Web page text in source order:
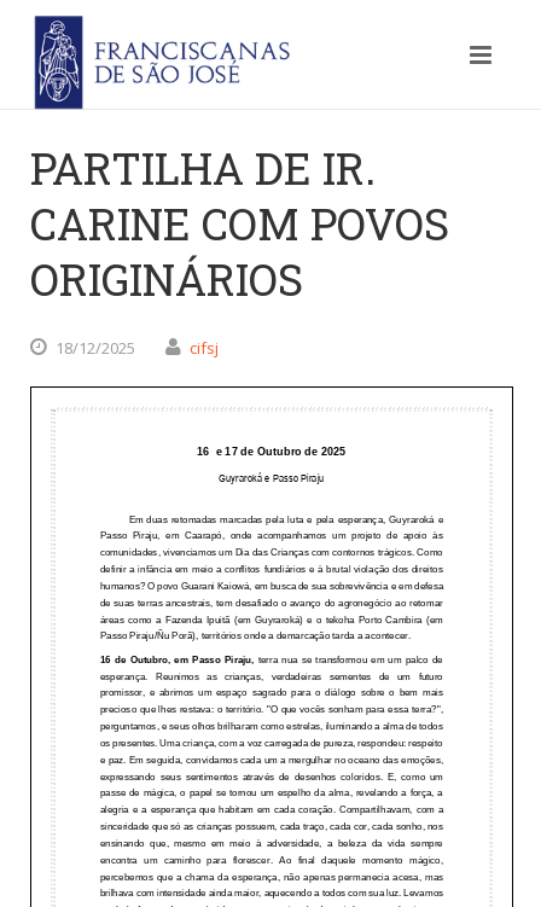
PARTILHA DE IR.
CARINE COM POVOS
ORIGINÁRIOS
18/12/2025 cifsj